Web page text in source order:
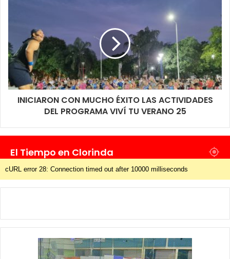
INICIARON CON MUCHO ÉXITO LAS ACTIVIDADES
DEL PROGRAMA VIVÍ TU VERANO 25
El Tiempo en Clorinda
cURL error 28: Connection timed out after 10000 milliseconds